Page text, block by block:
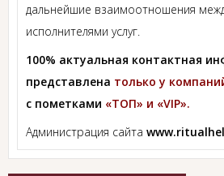
дальнейшие взаимоотношения
исполнителями услуг.
100% актуальная контактная
представлена только у
с пометками «ТОП» и «VIP».
Администрация сайта